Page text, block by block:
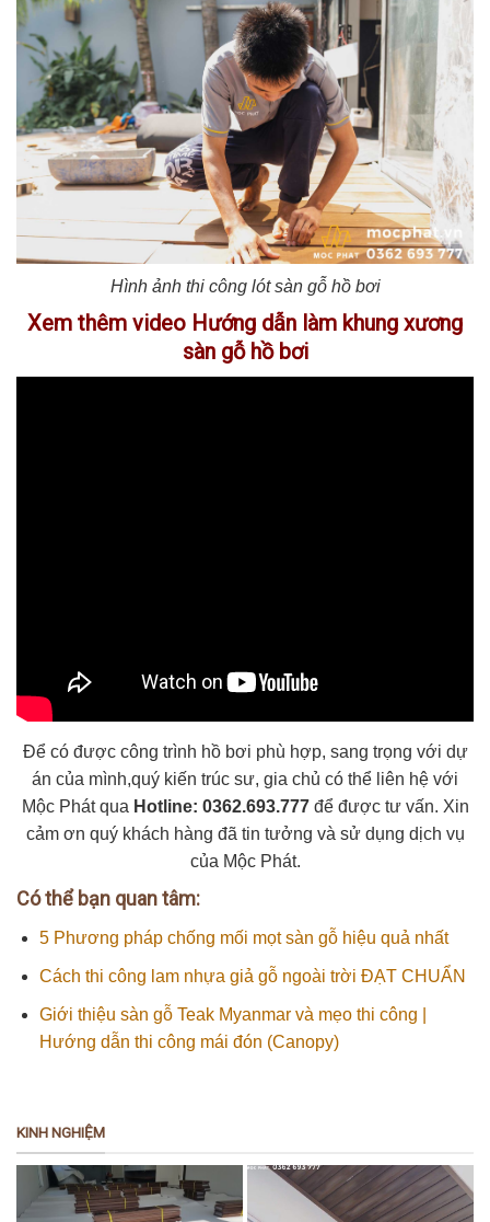
Hình ảnh thi công lót sàn gỗ hồ bơi
Xem thêm video Hướng dẫn làm khung xương
sàn gỗ hồ bơi
Để có được công trình hồ bơi phù hợp, sang trọng với dự
án của mình,quý kiến trúc sư, gia chủ có thể liên hệ với
Mộc Phát qua Hotline: 0362.693.777để được tư vấn. Xin
cảm ơn quý khách hàng đã tin tưởng và sử dụng dịch vụ
của Mộc Phát.
Có thể bạn quan tâm:
5 Phương pháp chống mối mọt sàn gỗ hiệu quả nhất
Cách thi công lam nhựa giả gỗ ngoài trời ĐẠT CHUẨN
Giới thiệu sàn gỗ Teak Myanmar và mẹo thi công |
Hướng dẫn thi công mái đón (Canopy)
KINH NGHIỆM